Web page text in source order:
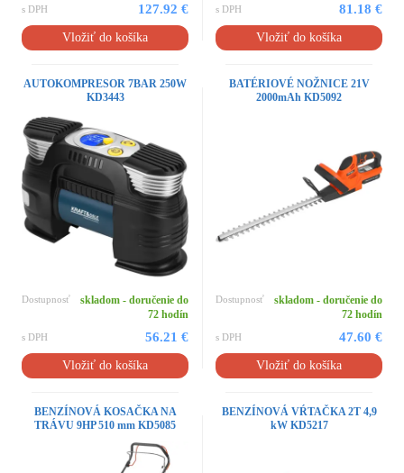
s DPH 127.92 €
Vložiť do košíka
s DPH 81.18 €
Vložiť do košíka
AUTOKOMPRESOR 7BAR 250W
KD3443
Dostupnosť
skladom - doručenie do
72 hodín
s DPH 56.21 €
Vložiť do košíka
BATÉRIOVÉ NOŽNICE 21V
2000mAh KD5092
Dostupnosť
skladom - doručenie do
72 hodín
s DPH 47.60 €
Vložiť do košíka
BENZÍNOVÁ KOSAČKA NA
TRÁVU 9HP 510 mm KD5085
BENZÍNOVÁ VŔTAČKA 2T 4,9
kW KD5217